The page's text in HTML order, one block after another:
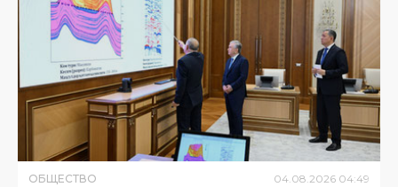
ОБЩЕСТВО 04.08.2026 04:49